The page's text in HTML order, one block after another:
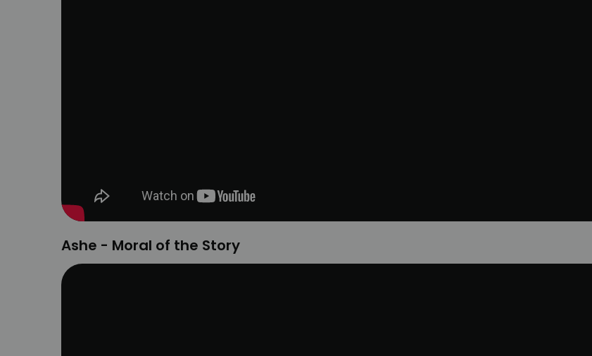
Ashe - Moral of the Story